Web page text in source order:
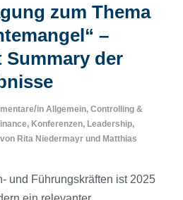
zum Thema
–
Summary der
/in Allgemein, Controlling &
, Konferenzen, Leadership,
von Rita Niedermayrund Matthias
und Führungskräften ist 2025